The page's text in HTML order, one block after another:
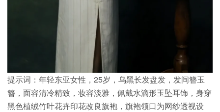
提示词：年轻东亚女性，25岁，乌黑长发盘发，发间簪玉
簪，面容清冷精致，妆容淡雅，佩戴水滴形玉坠耳饰，身穿
黑色植绒竹叶花卉印花改良旗袍，旗袍领口为网纱透视设